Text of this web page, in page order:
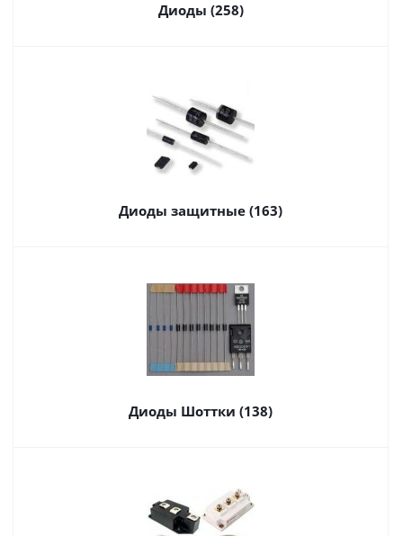
Диоды (258)
Диоды защитные (163)
Диоды Шоттки (138)